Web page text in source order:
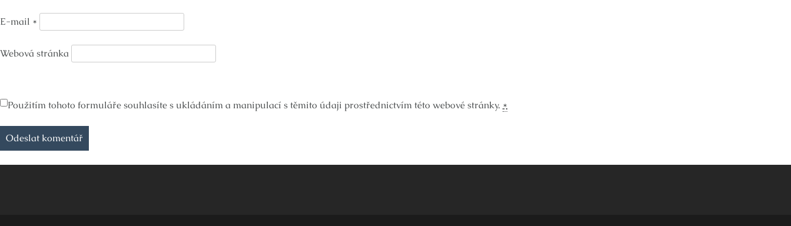
E-mail *
Webová stránka
Použitím tohoto formuláře souhlasíte s ukládáním a manipulací s těmito údaji prostřednictvím této webové stránky. *